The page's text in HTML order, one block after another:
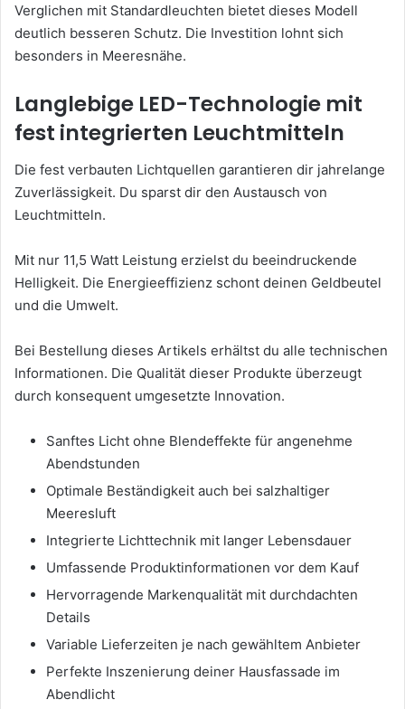
Verglichen mit Standardleuchten bietet dieses Modell
deutlich besseren Schutz. Die Investition lohnt sich
besonders in Meeresnähe.
Langlebige LED-Technologie mit
fest integrierten Leuchtmitteln
Die fest verbauten Lichtquellen garantieren dir jahrelange
Zuverlässigkeit. Du sparst dir den Austausch von
Leuchtmitteln.
Mit nur 11,5 Watt Leistung erzielst du beeindruckende
Helligkeit. Die Energieeffizienz schont deinen Geldbeutel
und die Umwelt.
Bei Bestellung dieses Artikels erhältst du alle technischen
Informationen. Die Qualität dieser Produkte überzeugt
durch konsequent umgesetzte Innovation.
Sanftes Licht ohne Blendeffekte für angenehme
Abendstunden
Optimale Beständigkeit auch bei salzhaltiger
Meeresluft
Integrierte Lichttechnik mit langer Lebensdauer
Umfassende Produktinformationen vor dem Kauf
Hervorragende Markenqualität mit durchdachten
Details
Variable Lieferzeiten je nach gewähltem Anbieter
Perfekte Inszenierung deiner Hausfassade im
Abendlicht